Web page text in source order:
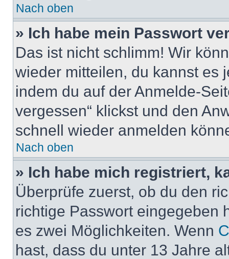
Nach oben
» Ich habe mein Passwort
Das ist nicht schlimm! Wir
wieder mitteilen, du kannst es
indem du auf der Anmelde-
vergessen“ klickst und den
schnell wieder anmelden
Nach oben
» Ich habe mich registriert,
Überprüfe zuerst, ob du den
richtige Passwort eingegeben
es zwei Möglichkeiten. Wenn
hast, dass du unter 13 Jahre